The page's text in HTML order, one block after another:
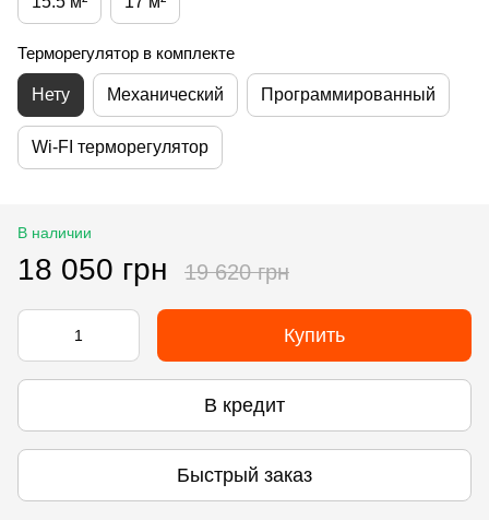
Терморегулятор в комплекте
Нету Механический Программированный
Wi-FI терморегулятор
В наличии
18 050 грн 19 620 грн
Купить
В кредит
Быстрый заказ